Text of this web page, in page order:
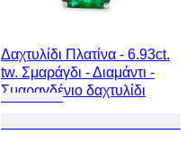
Δαχτυλίδι Πλατίνα - 6.93ct.
tw. Σμαράγδι - Διαμάντι -
Σμαραγδένιο δαχτυλίδι